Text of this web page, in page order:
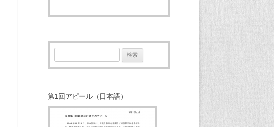
第1回アピール（日本語）